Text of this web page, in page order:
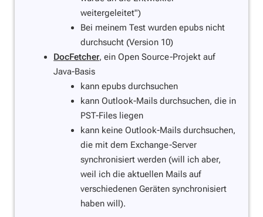
weitergeleitet")
Bei meinem Test wurden epubs nicht
durchsucht (Version 10)
DocFetcher, ein Open Source-Projekt auf
Java-Basis
kann epubs durchsuchen
kann Outlook-Mails durchsuchen, die in
PST-Files liegen
kann keine Outlook-Mails durchsuchen,
die mit dem Exchange-Server
synchronisiert werden (will ich aber,
weil ich die aktuellen Mails auf
verschiedenen Geräten synchronisiert
haben will).